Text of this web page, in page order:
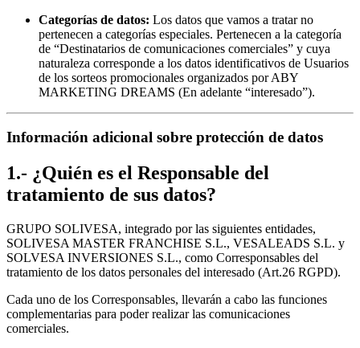
Categorías de datos: Los datos que vamos a tratar no
pertenecen a categorías especiales. Pertenecen a la categoría
de “Destinatarios de comunicaciones comerciales” y cuya
naturaleza corresponde a los datos identificativos de Usuarios
de los sorteos promocionales organizados por ABY
MARKETING DREAMS (En adelante “interesado”).
Información adicional sobre protección de datos
1.- ¿Quién es el Responsable del
tratamiento de sus datos?
GRUPO SOLIVESA, integrado por las siguientes entidades,
SOLIVESA MASTER FRANCHISE S.L., VESALEADS S.L. y
SOLVESA INVERSIONES S.L., como Corresponsables del
tratamiento de los datos personales del interesado (Art.26 RGPD).
Cada uno de los Corresponsables, llevarán a cabo las funciones
complementarias para poder realizar las comunicaciones
comerciales.